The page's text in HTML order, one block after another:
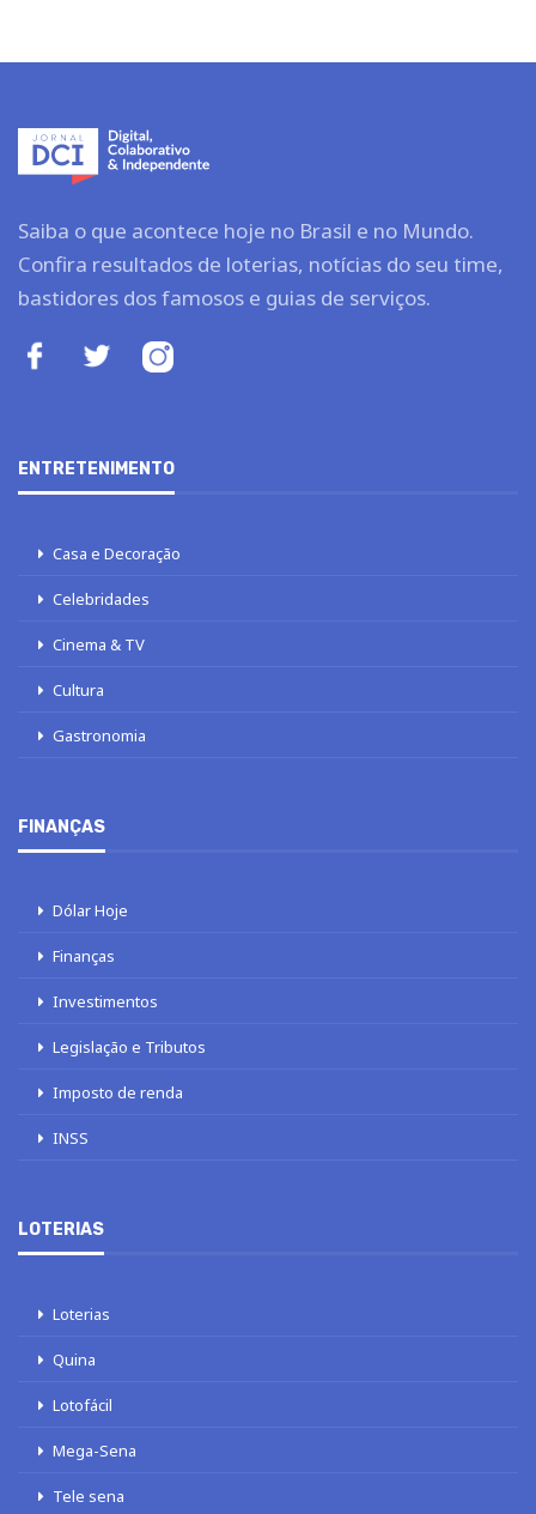
Saiba o que acontece hoje no Brasil e no Mundo.
Confira resultados de loterias, notícias do seu time,
bastidores dos famosos e guias de serviços.
ENTRETENIMENTO
Casa e Decoração
Celebridades
Cinema & TV
Cultura
Gastronomia
FINANÇAS
Dólar Hoje
Finanças
Investimentos
Legislação e Tributos
Imposto de renda
INSS
LOTERIAS
Loterias
Quina
Lotofácil
Mega-Sena
Tele sena